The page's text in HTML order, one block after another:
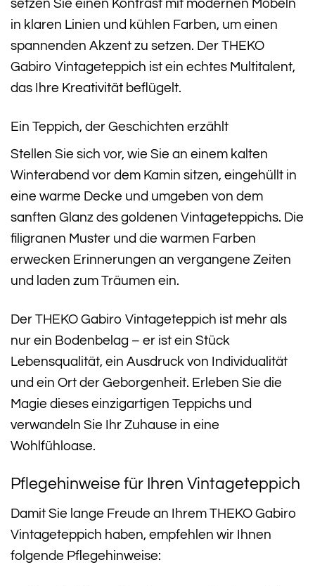
setzen Sie einen Kontrast mit modernen Möbeln
in klaren Linien und kühlen Farben, um einen
spannenden Akzent zu setzen. Der THEKO
Gabiro Vintageteppich ist ein echtes Multitalent,
das Ihre Kreativität beflügelt.
Ein Teppich, der Geschichten erzählt
Stellen Sie sich vor, wie Sie an einem kalten
Winterabend vor dem Kamin sitzen, eingehüllt in
eine warme Decke und umgeben von dem
sanften Glanz des goldenen Vintageteppichs. Die
filigranen Muster und die warmen Farben
erwecken Erinnerungen an vergangene Zeiten
und laden zum Träumen ein.
Der THEKO Gabiro Vintageteppich ist mehr als
nur ein Bodenbelag – er ist ein Stück
Lebensqualität, ein Ausdruck von Individualität
und ein Ort der Geborgenheit. Erleben Sie die
Magie dieses einzigartigen Teppichs und
verwandeln Sie Ihr Zuhause in eine
Wohlfühloase.
Pflegehinweise für Ihren Vintageteppich
Damit Sie lange Freude an Ihrem THEKO Gabiro
Vintageteppich haben, empfehlen wir Ihnen
folgende Pflegehinweise: